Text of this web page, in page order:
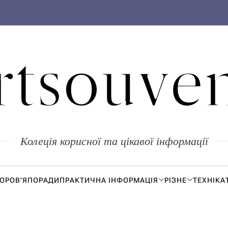
Колеція корисної та цікавої інформації
ПОРАДИПРАКТИЧНА ІНФОРМАЦІЯ РІЗНЕ ТЕХНІКА